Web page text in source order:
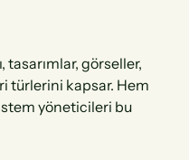
tasarımlar, görseller,
türlerini kapsar. Hem
yöneticileri bu